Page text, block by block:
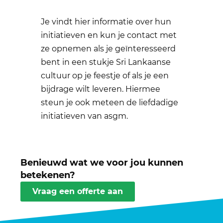
Je vindt hier informatie over hun
initiatieven en kun je contact met
ze opnemen als je geïnteresseerd
bent in een stukje Sri Lankaanse
cultuur op je feestje of als je een
bijdrage wilt leveren. Hiermee
steun je ook meteen de liefdadige
initiatieven van asgm.
Benieuwd wat we voor jou kunnen
betekenen?
Vraag een offerte aan